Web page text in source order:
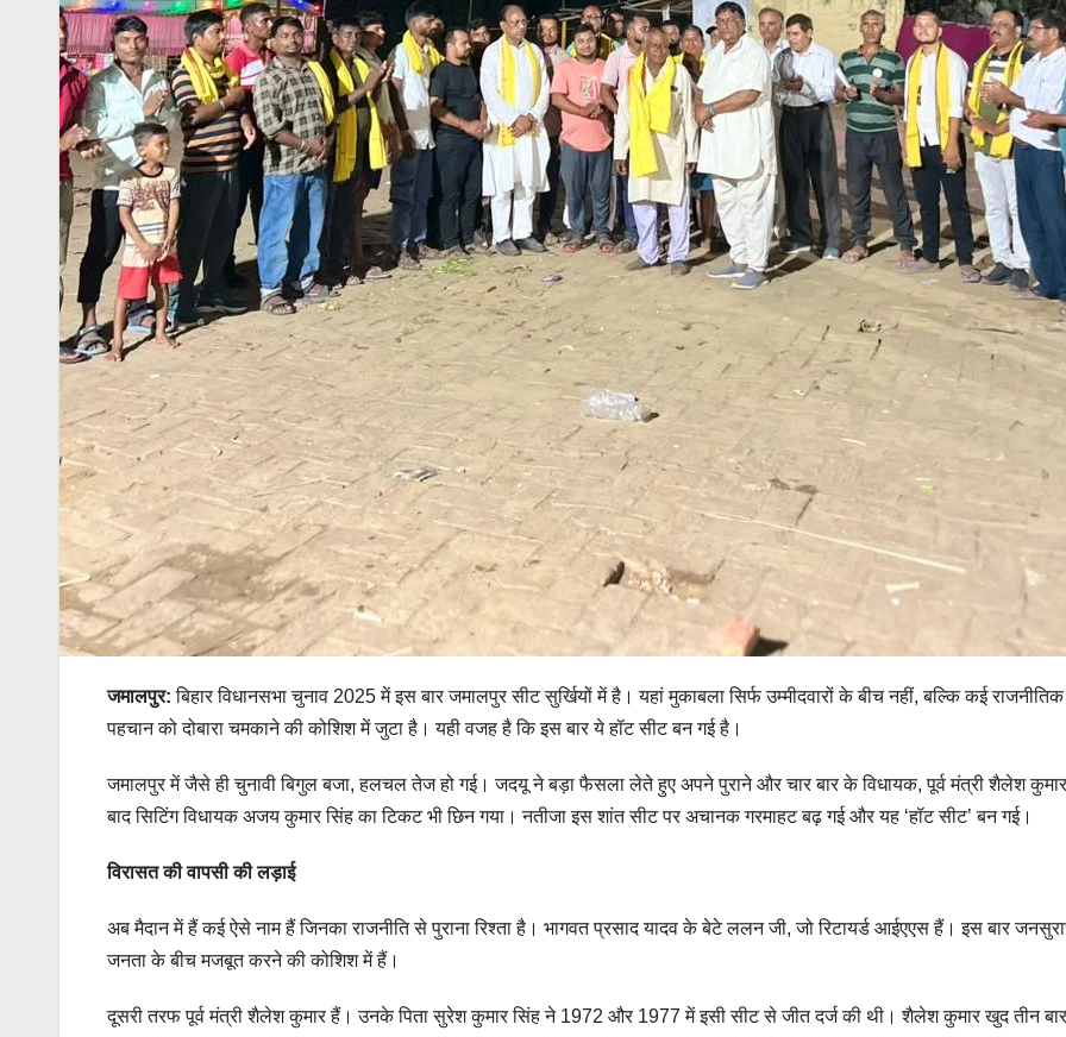
जमालपुर: बिहार विधानसभा चुनाव 2025 में इस बार जमालपुर सीट सुर्खियों में है। यहां मुकाबला सिर्फ उम्मीदवारों के बीच नहीं, बल्कि कई
पहचान को दोबारा चमकाने की कोशिश में जुटा है। यही वजह है कि इस बार ये हॉट सीट बन गई है।
जमालपुर में जैसे ही चुनावी बिगुल बजा, हलचल तेज हो गई। जदयू ने बड़ा फैसला लेते हुए अपने पुराने और चार बार के विधायक, पूर्व मंत्री शैलेश
बाद सिटिंग विधायक अजय कुमार सिंह का टिकट भी छिन गया। नतीजा इस शांत सीट पर अचानक गरमाहट बढ़ गई और यह ‘हॉट सीट’ बन गई।
विरासत की वापसी की लड़ाई
अब मैदान में हैं कई ऐसे नाम हैं जिनका राजनीति से पुराना रिश्ता है। भागवत प्रसाद यादव के बेटे ललन जी, जो रिटायर्ड आईएएस हैं। इस बार जनसुराज
जनता के बीच मजबूत करने की कोशिश में हैं।
दूसरी तरफ पूर्व मंत्री शैलेश कुमार हैं। उनके पिता सुरेश कुमार सिंह ने 1972 और 1977 में इसी सीट से जीत दर्ज की थी। शैलेश कुमार खुद तीन